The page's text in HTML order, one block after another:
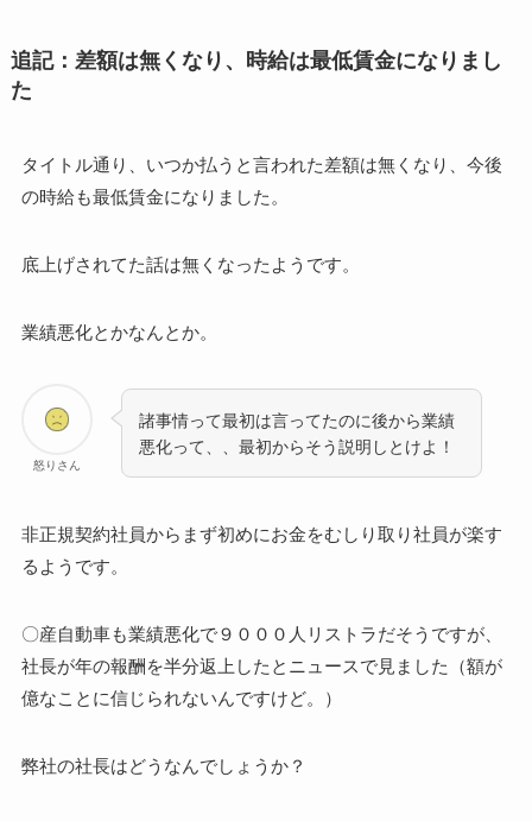
追記：差額は無くなり、時給は最低賃金になりまし
た
タイトル通り、いつか払うと言われた差額は無くなり、今後
の時給も最低賃金になりました。
底上げされてた話は無くなったようです。
業績悪化とかなんとか。
怒りさん
諸事情って最初は言ってたのに後から業績
悪化って、、最初からそう説明しとけよ！
非正規契約社員からまず初めにお金をむしり取り社員が楽す
るようです。
〇産自動車も業績悪化で９０００人リストラだそうですが、
社長が年の報酬を半分返上したとニュースで見ました（額が
億なことに信じられないんですけど。）
弊社の社長はどうなんでしょうか？